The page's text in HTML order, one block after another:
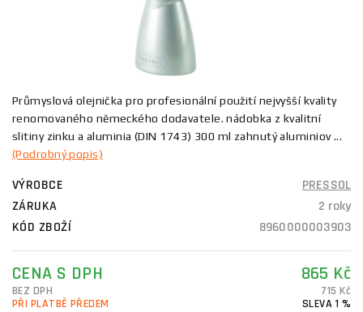
Průmyslová olejnička pro profesionální použití nejvyšší kvality
renomovaného německého dodavatele. nádobka z kvalitní
slitiny zinku a aluminia (DIN 1743) 300 ml zahnutý aluminiov ...
(Podrobný popis)
VÝROBCE
PRESSOL
ZÁRUKA
2 roky
KÓD ZBOŽÍ
8960000003903
CENA S DPH 865 Kč
BEZ DPH
715 Kč
PŘI PLATBĚ PŘEDEM
SLEVA 1 %